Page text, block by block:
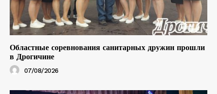
Областные соревнования санитарных дружин прошли
в Дрогичине
07/08/2026